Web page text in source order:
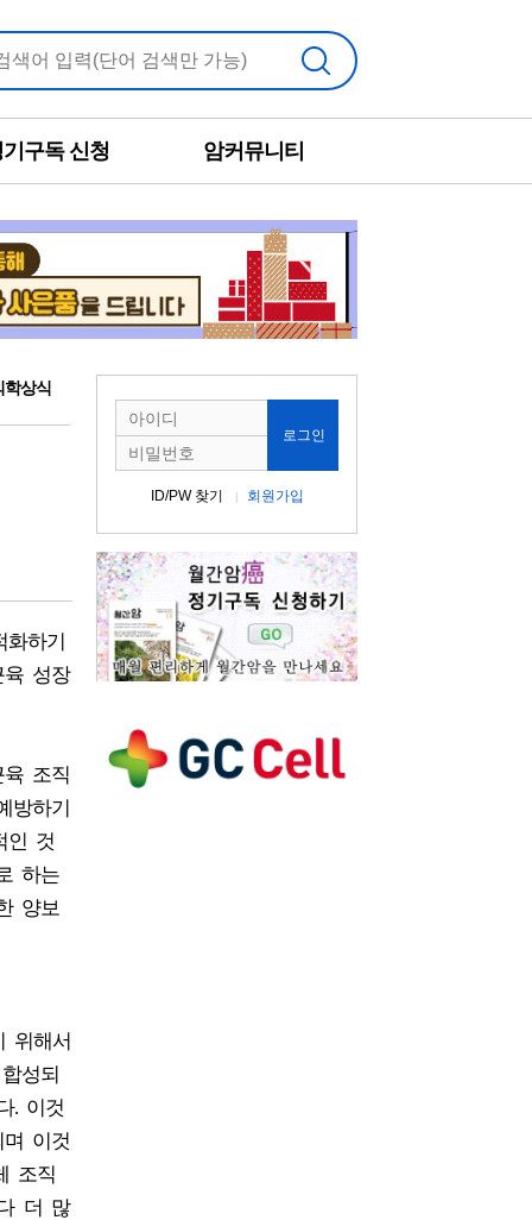
검색
기구독 신청 암커뮤니티
학상식
하기
성장
조직
방하기
인 것
하는
양보
위해서
성되
. 이것
이것
조직
더 많
로그인
ID/PW 찾기 회원가입